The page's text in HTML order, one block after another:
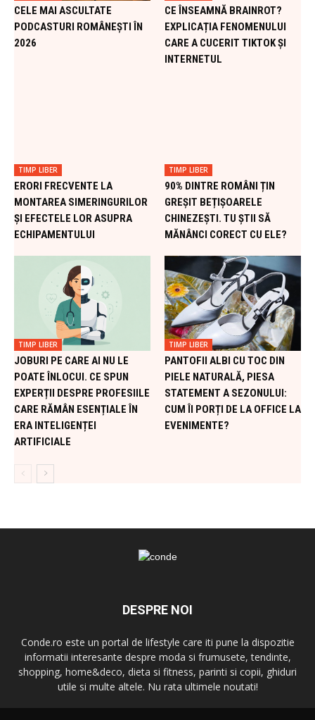
CELE MAI ASCULTATE
PODCASTURI ROMÂNEȘTI ÎN
2026
CE ÎNSEAMNĂ BRAINROT?
EXPLICAȚIA FENOMENULUI
CARE A CUCERIT TIKTOK ȘI
INTERNETUL
TIMP LIBER
ERORI FRECVENTE LA
MONTAREA SIMERINGURILOR
ȘI EFECTELE LOR ASUPRA
ECHIPAMENTULUI
TIMP LIBER
90% DINTRE ROMÂNI ȚIN
GREȘIT BEȚIȘOARELE
CHINEZEȘTI. TU ȘTII SĂ
MĂNÂNCI CORECT CU ELE?
TIMP LIBER
JOBURI PE CARE AI NU LE
POATE ÎNLOCUI. CE SPUN
EXPERȚII DESPRE PROFESIILE
CARE RĂMÂN ESENȚIALE ÎN
ERA INTELIGENȚEI
ARTIFICIALE
TIMP LIBER
PANTOFII ALBI CU TOC DIN
PIELE NATURALĂ, PIESA
STATEMENT A SEZONULUI:
CUM ÎI PORȚI DE LA OFFICE LA
EVENIMENTE?
DESPRE NOI
Conde.ro este un portal de lifestyle care iti pune la dispozitie
informatii interesante despre moda si frumusete, tendinte,
shopping, home&deco, dieta si fitness, parinti si copii, ghiduri
utile si multe altele. Nu rata ultimele noutati!